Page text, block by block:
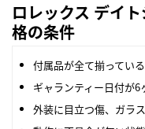
ロレックス デイ
格の条件
付属品が全て揃ってい
ギャランティー日付が6
外装に目立つ傷、ガラ